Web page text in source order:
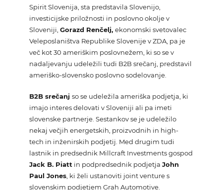
Spirit Slovenija , sta predstavila Slovenijo,
investicijske priložnosti in poslovno okolje v
Sloveniji, Gorazd Renčelj, ekonomski svetovalec
Veleposlaništva Republike Slovenije v ZDA, pa je
več kot 30 ameriškim poslovnežem, ki so se v
nadaljevanju udeležili tudi B2B srečanj, predstavil
ameriško-slovensko poslovno sodelovanje.
B2B srečanj so se udeležila ameriška podjetja, ki
imajo interes delovati v Sloveniji ali pa imeti
slovenske partnerje. Sestankov se je udeležilo
nekaj večjih energetskih, proizvodnih in high-
tech in inženirskih podjetij. Med drugim tudi
lastnik in predsednik Millcraft Investments gospod
Jack B. Piatt in podpredsednik podjetja John
Paul Jones, ki želi ustanoviti joint venture s
slovenskim podjetjem Grah Automotive.